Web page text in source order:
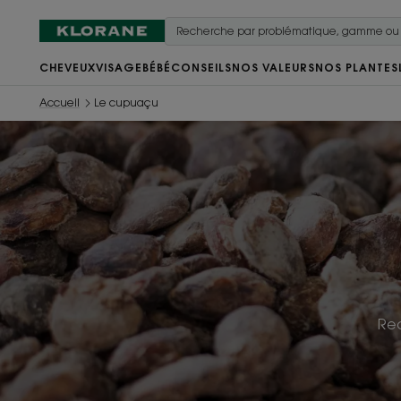
CHEVEUXVISAGE BÉBÉ CONSEILSNOS VALEURSNOS PLANTES
Accueil Le cupuaçu